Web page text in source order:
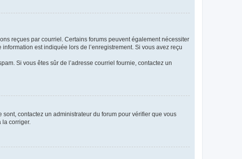
reçues par courriel. Certains forums peuvent également nécessiter
est indiquée lors de l’enregistrement. Si vous avez reçu
Si vous êtes sûr de l’adresse courriel fournie, contactez un
contactez un administrateur du forum pour vérifier que vous
la corriger.